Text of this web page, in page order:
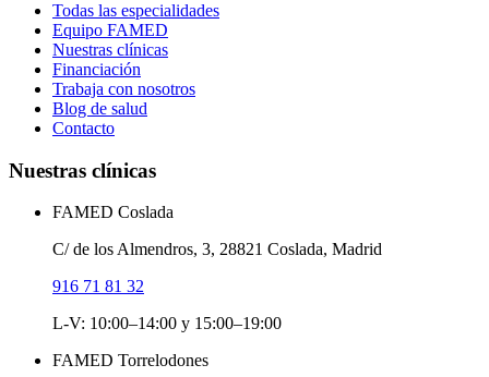
Todas las especialidades
Equipo FAMED
Nuestras clínicas
Financiación
Trabaja con nosotros
Blog de salud
Contacto
Nuestras clínicas
FAMED Coslada
C/ de los Almendros, 3, 28821 Coslada, Madrid
916 71 81 32
L-V: 10:00–14:00 y 15:00–19:00
FAMED Torrelodones